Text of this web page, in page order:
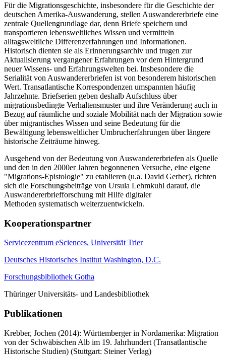
Für die Migrationsgeschichte, insbesondere für die Geschichte der
deutschen Amerika-Auswanderung, stellen Auswandererbriefe eine
zentrale Quellengrundlage dar, denn Briefe speichern und
transportieren lebensweltliches Wissen und vermitteln
alltagsweltliche Differenzerfahrungen und Informationen.
Historisch dienten sie als Erinnerungsarchiv und trugen zur
Aktualisierung vergangener Erfahrungen vor dem Hintergrund
neuer Wissens- und Erfahrungswelten bei. Insbesondere die
Serialität von Auswandererbriefen ist von besonderem historischen
Wert. Transatlantische Korrespondenzen umspannten häufig
Jahrzehnte. Briefserien geben deshalb Aufschluss über
migrationsbedingte Verhaltensmuster und ihre Veränderung auch in
Bezug auf räumliche und soziale Mobilität nach der Migration sowie
über migrantisches Wissen und seine Bedeutung für die
Bewältigung lebensweltlicher Umbrucherfahrungen über längere
historische Zeiträume hinweg.
Ausgehend von der Bedeutung von Auswandererbriefen als Quelle
und den in den 2000er Jahren begonnenen Versuche, eine eigene
"Migrations-Epistologie" zu etablieren (u.a. David Gerber), richten
sich die Forschungsbeiträge von Ursula Lehmkuhl darauf, die
Auswandererbriefforschung mit Hilfe digitaler
Methoden systematisch weiterzuentwickeln.
Kooperationspartner
Servicezentrum eSciences, Universität Trier
Deutsches Historisches Institut Washington, D.C.
Forschungsbibliothek Gotha
Thüringer Universitäts- und Landesbibliothek
Publikationen
Krebber, Jochen (2014): Württemberger in Nordamerika: Migration
von der Schwäbischen Alb im 19. Jahrhundert (Transatlantische
Historische Studien) (Stuttgart: Steiner Verlag)